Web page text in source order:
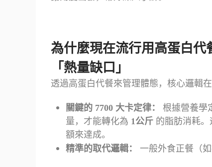
為什麼現在流行用高蛋白
「熱量缺口」
透過高蛋白代餐來管理體態，核心邏輯
關鍵的 7700 大卡定律： 根據營養學
量，才能轉化為 1 公斤 的脂肪消耗
額來達成。
精準的取代邏輯：
一般外食正餐（